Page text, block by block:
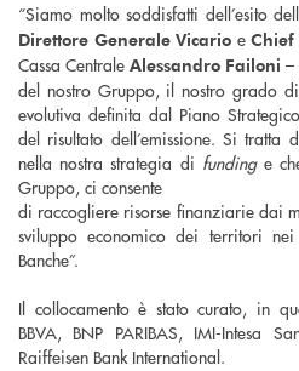
“Siamo molto soddisfatti dell’esito
Direttore Generale Vicario e Chief
Cassa Centrale Alessandro Failoni –
del nostro Gruppo, il nostro grado
evolutiva definita dal Piano
del risultato dell’emissione. Si tratta
nella nostra strategia di fundinge
Gruppo, ci consente
di raccogliere risorse finanziarie dai
sviluppo economico dei territori
Banche”.
Il collocamento è stato curato, in
BBVA, BNP PARIBAS, IMI-Intesa
Raiffeisen Bank International.